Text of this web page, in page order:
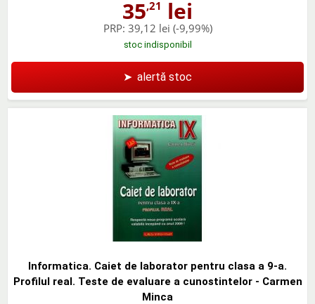
35,21 lei
PRP: 39,12 lei (-9,99%)
stoc indisponibil
➤ alertă stoc
Informatica. Caiet de laborator pentru clasa a 9-a.
Profilul real. Teste de evaluare a cunostintelor - Carmen
Minca